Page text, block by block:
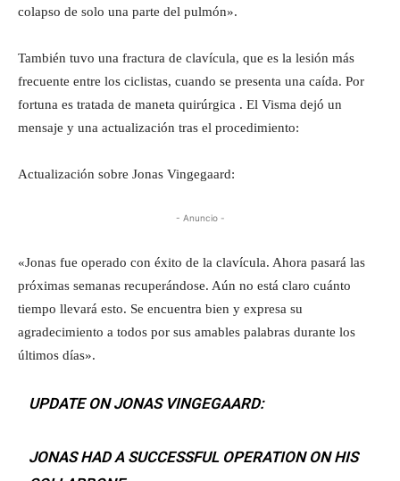
colapso de solo una parte del pulmón».
También tuvo una fractura de clavícula, que es la lesión más
frecuente entre los ciclistas, cuando se presenta una caída. Por
fortuna es tratada de maneta quirúrgica . El Visma dejó un
mensaje y una actualización tras el procedimiento:
Actualización sobre Jonas Vingegaard:
- Anuncio -
«Jonas fue operado con éxito de la clavícula. Ahora pasará las
próximas semanas recuperándose. Aún no está claro cuánto
tiempo llevará esto. Se encuentra bien y expresa su
agradecimiento a todos por sus amables palabras durante los
últimos días».
UPDATE ON JONAS VINGEGAARD:
JONAS HAD A SUCCESSFUL OPERATION ON HIS